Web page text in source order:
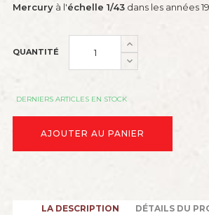
Mercury à l'échelle 1/43 dans les années
QUANTITÉ
DERNIERS ARTICLES EN STOCK
AJOUTER AU PANIER
LA DESCRIPTION DÉTAILS DU